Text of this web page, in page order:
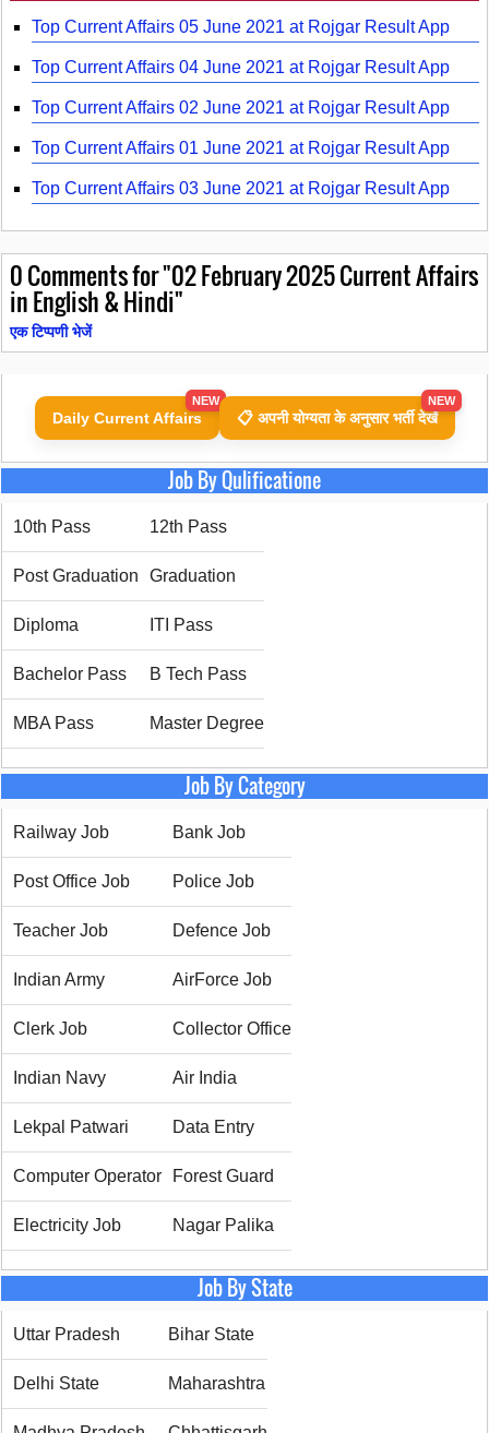
Top Current Affairs 05 June 2021 at Rojgar Result App
Top Current Affairs 04 June 2021 at Rojgar Result App
Top Current Affairs 02 June 2021 at Rojgar Result App
Top Current Affairs 01 June 2021 at Rojgar Result App
Top Current Affairs 03 June 2021 at Rojgar Result App
0Comments for "02 February 2025 Current Affairs
in English & Hindi"
एक टिप्पणी भेजें
Daily Current Affairs
NEW
📋 अपनी योग्यता के अनुसार भर्ती देखें
NEW
Job By Qulificatione
10th Pass 12th Pass
Post Graduation Graduation
Diploma ITI Pass
Bachelor Pass B Tech Pass
MBA Pass Master Degree
Job By Category
Railway Job Bank Job
Post Office Job Police Job
Teacher Job Defence Job
Indian Army AirForce Job
Clerk Job Collector Office
Indian Navy Air India
Lekpal Patwari Data Entry
Computer Operator Forest Guard
Electricity Job Nagar Palika
Job By State
Uttar Pradesh Bihar State
Delhi State Maharashtra